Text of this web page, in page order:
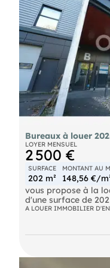
gazon et gore pour
équipée disponible
(réfrigérateur,
écran, wifi) capacité
réunions d'équipe
SNCF Sathonay-
Bureaux à louer
LOYER MENSUEL
2 500 €
SURFACE
202 m²
MONTANT AU
148,56 €/
vous propose à la
d'une surface de
RILLIEUX LA PAPE.
N'hésitez pas à
d'informations.
A LOUER IMMOBILIER